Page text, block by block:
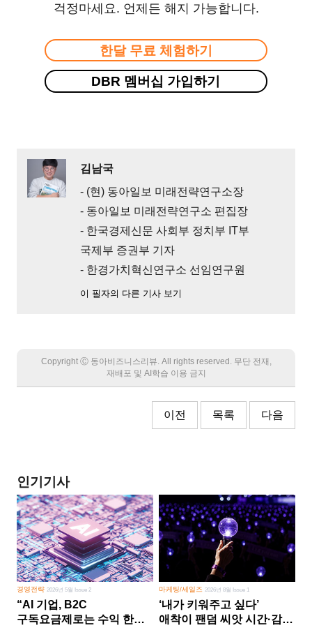
걱정마세요. 언제든 해지 가능합니다.
한달 무료 체험하기
DBR 멤버십 가입하기
김남국
- (현) 동아일보 미래전략연구소장
- 동아일보 미래전략연구소 편집장
- 한국경제신문 사회부 정치부 IT부
국제부 증권부 기자
- 한경가치혁신연구소 선임연구원
이 필자의 다른 기사 보기
Copyright Ⓒ 동아비즈니스리뷰. All rights reserved. 무단 전재,
재배포 및 AI학습 이용 금지
이전 목록 다음
인기기사
경영전략 2026년 5월 Issue 2
“AI 기업, B2C
구독요금제로는 수익 한계
마케팅/세일즈 2026년 8월 Issue 1
‘내가 키워주고 싶다’
애착이 팬덤 씨앗 시간·감정